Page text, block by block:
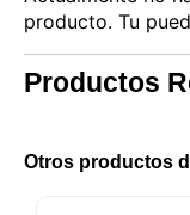
producto. Tu
Productos
Otros productos